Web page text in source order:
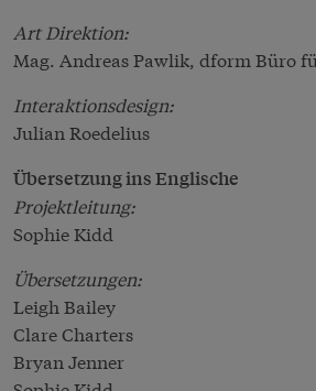
Art Direktion:
Mag. Andreas Pawlik, dform Büro
Interaktionsdesign:
Julian Roedelius
Übersetzung ins Englische
Projektleitung:
Sophie Kidd
Übersetzungen:
Leigh Bailey
Clare Charters
Bryan Jenner